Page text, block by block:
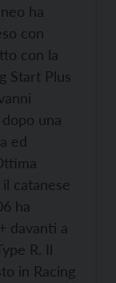
ha
con
con la
Start Plus
una
ed
catanese
ha
davanti a
R. Il
in Racing